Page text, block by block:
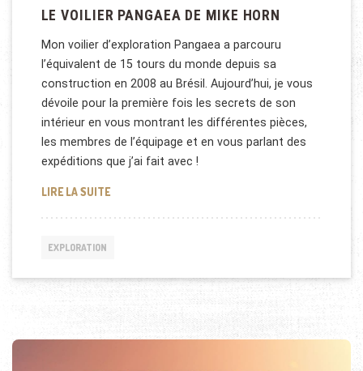
LE VOILIER PANGAEA DE MIKE HORN
Mon voilier d’exploration Pangaea a parcouru
l’équivalent de 15 tours du monde depuis sa
construction en 2008 au Brésil. Aujourd’hui, je vous
dévoile pour la première fois les secrets de son
intérieur en vous montrant les différentes pièces,
les membres de l’équipage et en vous parlant des
expéditions que j’ai fait avec !
LIRE LA SUITELE VOILIER PANGAEA DE MIKE HORN
EXPLORATION